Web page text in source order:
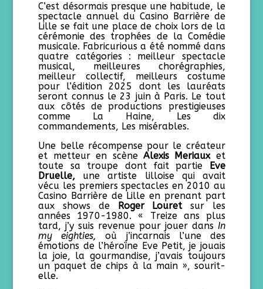
C’est désormais presque une habitude, le
spectacle annuel du Casino Barrière de
Lille se fait une place de choix lors de la
cérémonie des trophées de la Comédie
musicale. Fabricurious a été nommé dans
quatre catégories : meilleur spectacle
musical, meilleures chorégraphies,
meilleur collectif, meilleurs costume
pour l’édition 2025 dont les lauréats
seront connus le 23 juin à Paris. Le tout
aux côtés de productions prestigieuses
comme La Haine, Les dix
commandements, Les misérables.
Une belle récompense pour le créateur
et metteur en scèneAlexis Meriaux et
toute sa troupe dont fait partie Eve
Druelle, une artiste lilloise qui avait
vécu les premiers spectaclesen 2010 au
Casino Barrière de Lille en prenant part
aux shows de Roger Louretsur les
années 1970-1980. « Treize ans plus
tard, j’y suis revenue pour jouer dansIn
my eighties,
où j’incarnais l’une des
émotions de l’héroïne Eve Petit, je jouais
la joie, la gourmandise, j’avais toujours
un paquet de chips à la main », sourit-
elle.